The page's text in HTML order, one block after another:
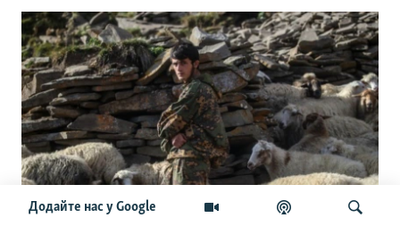
Додайте нас у Google